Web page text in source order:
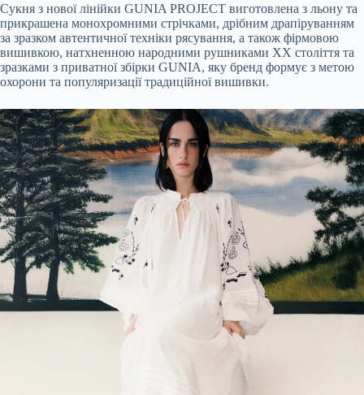
Сукня з нової лінійки GUNIA PROJECT виготовлена з льону та
прикрашена монохромними стрічками, дрібним драпіруванням
за зразком автентичної техніки рясування, а також фірмовою
вишивкою, натхненною народними рушниками XX століття та
зразками з приватної збірки GUNIA, яку бренд формує з метою
охорони та популяризації традиційної вишивки.